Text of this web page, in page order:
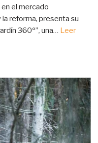
el mercado
reforma, presenta su
360º”, una… Leer